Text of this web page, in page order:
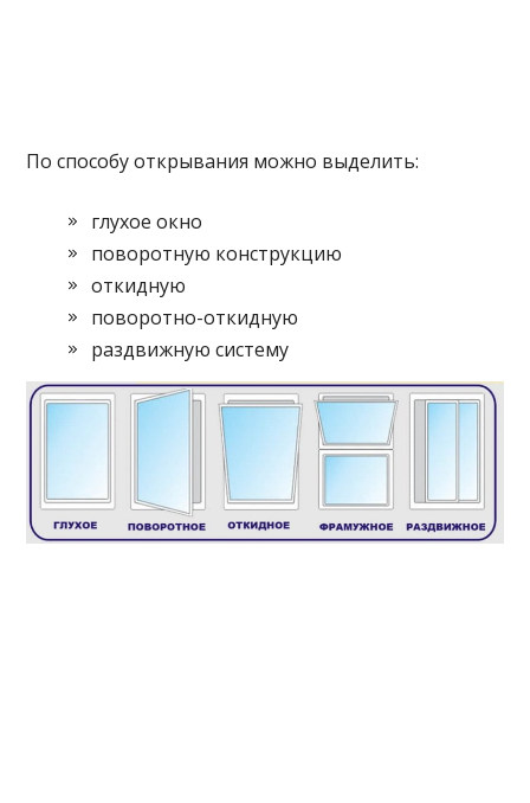
По способу открывания можно выделить:
глухое окно
поворотную конструкцию
откидную
поворотно-откидную
раздвижную систему